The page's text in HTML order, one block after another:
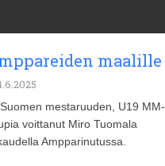
maalille
mestaruuden, U19 MM-
voittanut Miro Tuomala
Ampparinutussa.